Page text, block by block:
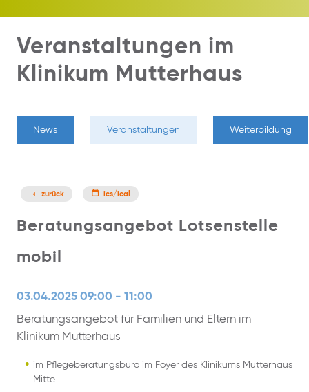
Veranstaltungen im
Klinikum Mutterhaus
News Veranstaltungen Weiterbildung
Beratungsangebot Lotsenstelle
mobil
03.04.2025 09:00 - 11:00
Beratungsangebot für Familien und Eltern im
Klinikum Mutterhaus
im Pflegeberatungsbüro im Foyer des Klinikums Mutterhaus
Mitte
zurück ics/ical